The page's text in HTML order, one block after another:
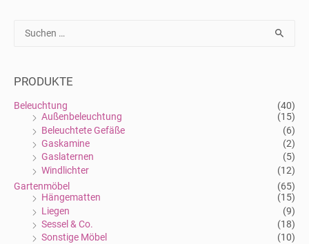
n
a
PRODUKTE
Beleuchtung
(40)
Außenbeleuchtung
(15)
Beleuchtete Gefäße
(6)
Gaskamine
(2)
Gaslaternen
(5)
Windlichter
(12)
Gartenmöbel
(65)
Hängematten
(15)
Liegen
(9)
Sessel & Co.
(18)
Sonstige Möbel
(10)